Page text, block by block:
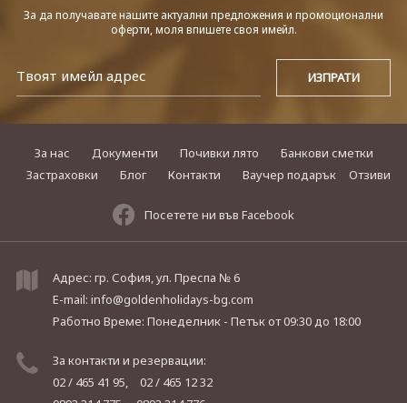
За да получавате нашите актуални предложения и промоционални
оферти, моля впишете своя имейл.
За нас Документи Почивки лято
Банкови сметки
Застраховки
Блог Контакти Ваучер подарък Отзиви
Посетете ни във Facebook
Адрес: гр. София, ул. Преспа № 6
E-mail: info@goldenholidays-bg.com
Работно Време: Понеделник - Петъкот 09:30 до 18:00
За контакти и резервации:
02 / 465 41 95,
02 / 465 12 32